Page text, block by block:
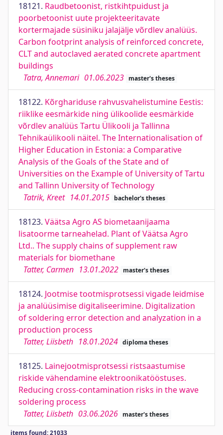
18121. Raudbetoonist, ristkihtpuidust ja
poorbetoonist uute projekteeritavate
kortermajade süsiniku jalajälje võrdlev analüüs.
Carbon footprint analysis of reinforced concrete,
CLT and autoclaved aerated concrete apartment
buildings
Tatra, Annemari 01.06.2023 master's theses
18122. Kõrghariduse rahvusvahelistumine Eestis:
riiklike eesmärkide ning ülikoolide eesmärkide
võrdlev analüüs Tartu Ülikooli ja Tallinna
Tehnikaülikooli näitel. The Internationalisation of
Higher Education in Estonia: a Comparative
Analysis of the Goals of the State and of
Universities on the Example of University of Tartu
and Tallinn University of Technology
Tatrik, Kreet 14.01.2015 bachelor's theses
18123. Väätsa Agro AS biometaanijaama
lisatoorme tarneahelad. Plant of Väätsa Agro
Ltd.. The supply chains of supplement raw
materials for biomethane
Tatter, Carmen 13.01.2022 master's theses
18124. Jootmise tootmisprotsessi vigade leidmise
ja analüüsimise digitaliseerimine. Digitalization
of soldering error detection and analyzation in a
production process
Tatter, Liisbeth 18.01.2024 diploma theses
18125. Lainejootmisprotsessi ristsaastumise
riskide vähendamine elektroonikatööstuses.
Reducing cross-contamination risks in the wave
soldering process
Tatter, Liisbeth 03.06.2026 master's theses
items found: 21033